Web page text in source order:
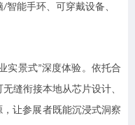
/智能手环、可穿戴设备、
实景式”深度体验。依托合
缝衔接本地从芯片设计、
让参展者既能沉浸式洞察